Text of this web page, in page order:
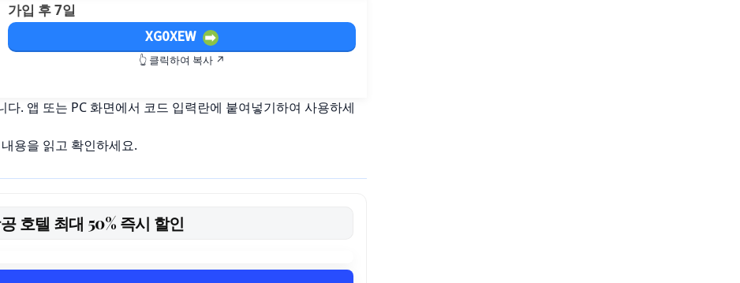
가입 후 7일
XG0XEW
👆 클릭하여 복사 ↗
. 앱 또는 PC 화면에서 코드 입력란에 붙여넣기하여 사용하세
용을 읽고 확인하세요.
호텔 최대 50% 즉시 할인